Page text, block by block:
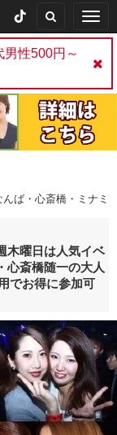
男性500円～
んば・心斎橋・ミナミ
木曜日は人気イベ
心斎橋随一の大人
でお得に参加可